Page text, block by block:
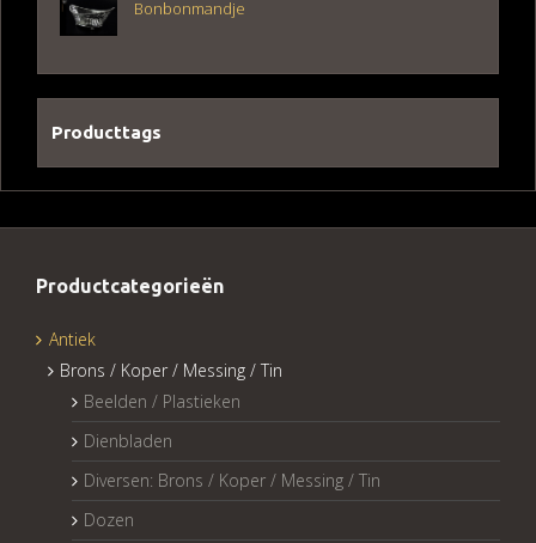
Bonbonmandje
Producttags
Productcategorieën
Antiek
Brons / Koper / Messing / Tin
Beelden / Plastieken
Dienbladen
Diversen: Brons / Koper / Messing / Tin
Dozen